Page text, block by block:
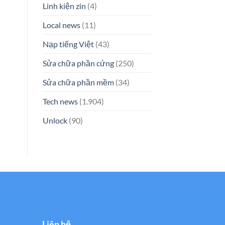
Linh kiện zin (4)
Local news(11)
Nạp tiếng Việt(43)
Sửa chữa phần cứng(250)
Sửa chữa phần mềm(34)
Tech news(1.904)
Unlock(90)